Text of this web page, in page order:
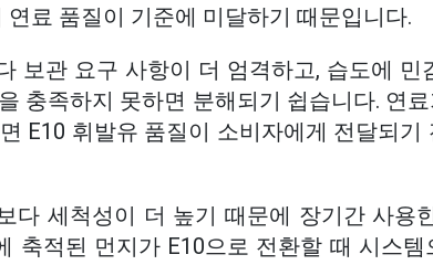
료 품질이 기준에 미달하기 때문입니다.
보관 요구 사항이 더 엄격하고, 습도에 민
충족하지 못하면 분해되기 쉽습니다. 연
E10 휘발유 품질이 소비자에게 전달되기
다 세척성이 더 높기 때문에 장기간 사용
축적된 먼지가 E10으로 전환할 때 시스